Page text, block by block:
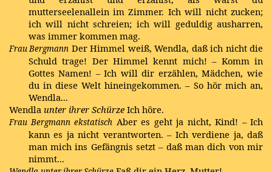
mutterseelenallein im Zimmer. Ich will nicht zucken;
ich will nicht schreien; ich will geduldig ausharren,
was immer kommen mag.
Frau Bergmann Der Himmel weiß, Wendla, daß ich nicht die
Schuld trage! Der Himmel kennt mich! – Komm in
Gottes Namen! – Ich will dir erzählen, Mädchen, wie
du in diese Welt hineingekommen. – So hör mich an,
Wendla...
Wendla unter ihrer Schürze Ich höre.
Frau Bergmann ekstatisch Aber es geht ja nicht, Kind! – Ich
kann es ja nicht verantworten. – Ich verdiene ja, daß
man mich ins Gefängnis setzt – daß man dich von mir
nimmt...